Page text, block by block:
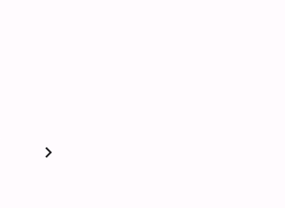
chevron_right